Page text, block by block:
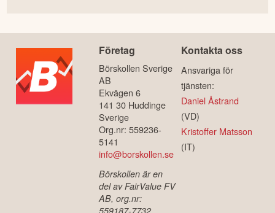
Företag
Börskollen Sverige
AB
Ekvägen 6
141 30 Huddinge
Sverige
Org.nr: 559236-
5141
info@borskollen.se
Börskollen är en
del av FairValue FV
AB, org.nr:
Kontakta oss
Ansvariga för
tjänsten:
Daniel Åstrand
(VD)
Kristoffer Matsson
(IT)